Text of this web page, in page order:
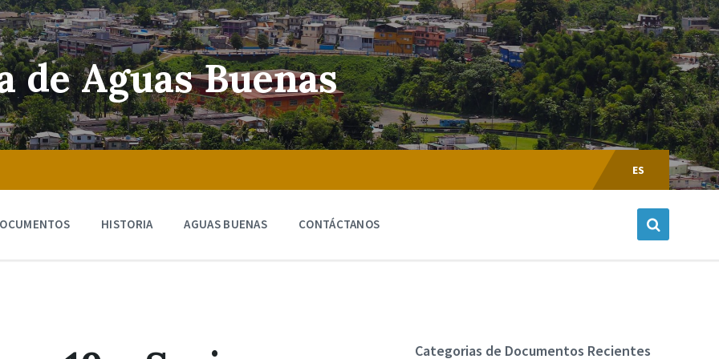
de Aguas Buenas
Escoger
Lenguaje:
ES
HISTORIA AGUAS BUENAS CONTÁCTANOS
Categorias de Documentos Recientes